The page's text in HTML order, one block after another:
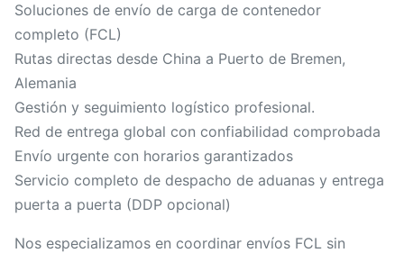
Soluciones de envío de carga de contenedor
completo (FCL)
Rutas directas desde China a Puerto de Bremen,
Alemania
Gestión y seguimiento logístico profesional.
Red de entrega global con confiabilidad comprobada
Envío urgente con horarios garantizados
Servicio completo de despacho de aduanas y entrega
puerta a puerta (DDP opcional)
Nos especializamos en coordinar envíos FCL sin